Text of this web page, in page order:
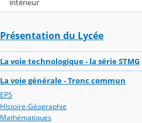
Présentation du Lycée
La voie technologique - la série STMG
La voie générale - Tronc commun
EPS
HIstoire-Géographie
Mathématiques